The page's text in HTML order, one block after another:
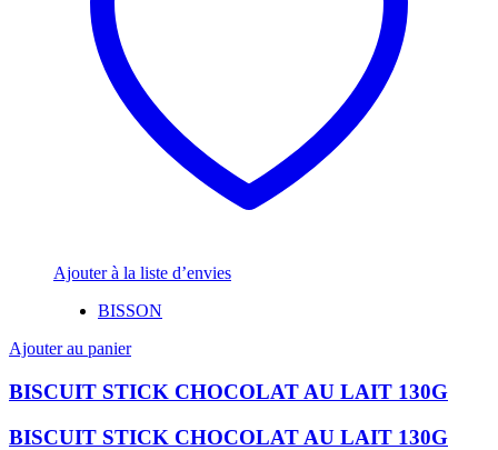
Ajouter à la liste d’envies
BISSON
Ajouter au panier
BISCUIT STICK CHOCOLAT AU LAIT 130G
BISCUIT STICK CHOCOLAT AU LAIT 130G